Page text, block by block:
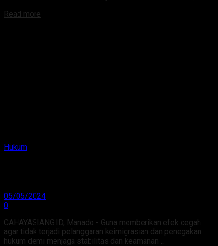
Read more
Hukum
05/05/2024
0
CAHAYASIANG.ID, Manado - Guna memberikan efek cegah
agar tidak terjadi pelanggaran keimigrasian dan penegakan
hukum demi menjaga stabilitas dan keamanan ...